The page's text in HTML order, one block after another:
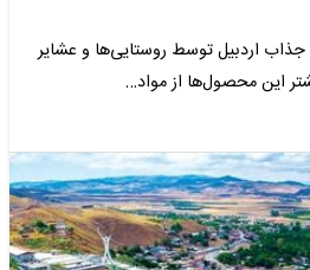
اردبیل توسط روستایی‌ها و عشایر
این محصول‌ها از مواد…